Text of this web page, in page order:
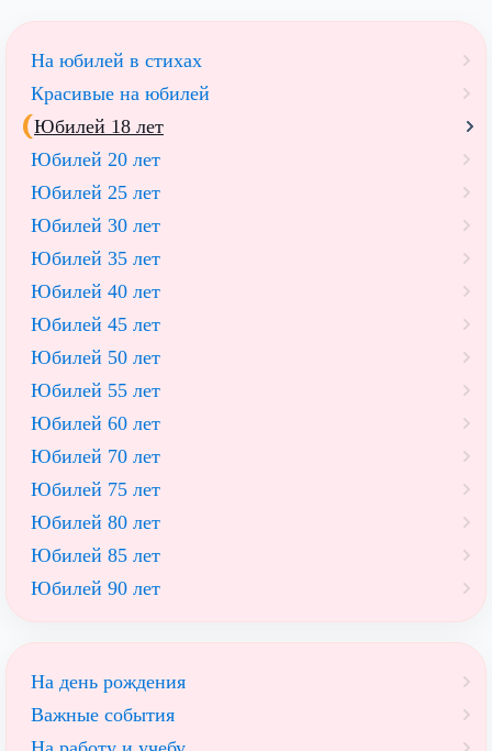
На юбилей в стихах
Красивые на юбилей
Юбилей 18 лет
Юбилей 20 лет
Юбилей 25 лет
Юбилей 30 лет
Юбилей 35 лет
Юбилей 40 лет
Юбилей 45 лет
Юбилей 50 лет
Юбилей 55 лет
Юбилей 60 лет
Юбилей 70 лет
Юбилей 75 лет
Юбилей 80 лет
Юбилей 85 лет
Юбилей 90 лет
На день рождения
Важные события